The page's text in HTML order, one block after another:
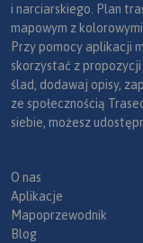
i narciarskiego. Plan
mapowym z
Przy pomocy aplikacji
skorzystać z
ślad, dodawaj opisy,
ze społecznością
siebie, możesz
O nas
Aplikacje
Mapoprzewodnik
Blog